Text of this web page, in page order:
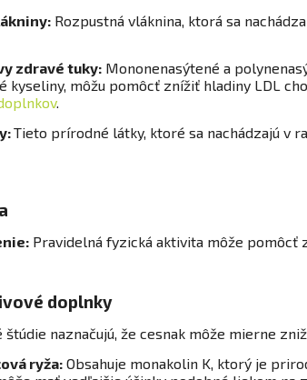
Rozpustná vláknina, ktorá sa
zdravé tuky: Mononenasýtené a
kyseliny, môžu pomôcť znížiť hladiny LDL
.
Tieto prírodné látky, ktoré sa nachádzajú v
Pravidelná fyzická aktivita môže
doplnky
štúdie naznačujú, že cesnak môže mierne
ryža: Obsahuje monakolin K, ktorý je